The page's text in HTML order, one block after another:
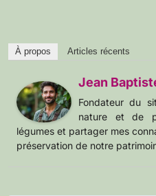
À propos Articles récents
Jean
Fondateur du
nature et de
légumes et partager mes
préservation de notre